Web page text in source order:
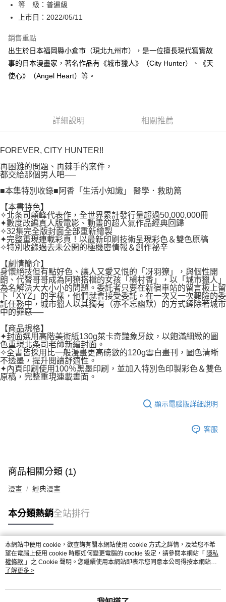
１．於結帳方式選擇「AFTEE先享後付」後，將跳轉至「AFTEE先享後付」
結帳頁面，進行簡訊認證並確認金額後，即可完成結帳。
２．訂單成立數日內，您將收到繳費通知簡訊。
ATM／網路銀行／等多元方式進行付款，方視為交易完成。
※ 請注意：結帳手續完成當下不需立刻繳費，但若您需要取消訂單，請聯絡
購買商品的店家。未經商家同意取消之訂單仍視為有效，需透過AFTEE先享
後付繳納相關費用。
※ 交易是否成功請以「AFTEE先享後付 」之結帳頁面顯示為準，若有關於
１．透過由恩沛科技股份有限公司提供之「AFTEE先享後付」服務完成之交
２．關於個人資料處理事宜，請瀏覽以下網址：
３．未成年的使用者請事先徵得法定代理人或監護人之同意方可使用
「AFTEE先享後付」，若未經同意申辦者引起之損失，本公司不負相關責
任。
４．使用「AFTEE先享後付」時，將依據個別帳號之用戶狀況，依本公司即
時審查核予不同之上限額度；若仍有額度不足之情形，本公司將視審查結果
請求用戶進行身份認證。
５．嚴禁一人註冊多個帳號或使用他人資訊註冊。若發現惡意使用之情形，
恩沛科技股份有限公司將有權停止該用戶之使用額度並採取法律行動。
付款後全家取貨
每筆NT$80，滿NT$500(含以上)免運費
付款後萊爾富取貨
每筆NT$80，滿NT$500(含以上)免運費
每筆NT$80，滿NT$500(含以上)免運費
宅配
每筆NT$100，滿NT$800(含以上)免運費
國家/地區配送
等 級：普遍級
上市日：2022/05/11
銷售重點
出生於日本福岡縣小倉市（現北九州市），是一位擅長現代寫實故
事的日本漫畫家，著名作品有《城市獵人》（City Hunter）、《天
使心》（Angel Heart）等。
詳細說明 相關推薦
FOREVER, CITY HUNTER!!
再困難的問題、再棘手的案件，
都交給那個男人吧──
■本集特別收錄■阿香「生活小知識」 醫學．救助篇
【本書特色】
✧北条司顛峰代表作，全世界累計發行量超過50,000,000冊
✦數度改編真人版電影、動畫的超人氣作品經典回歸
✧32集完全版封面全部重新繪製
✦完整重現連載彩頁！以最新印刷技術呈現彩色＆雙色原稿
✧特別收錄過去未公開的極機密情報＆創作祕辛
【劇情簡介】
身懷絕技但有點好色、讓人又愛又恨的「冴羽獠」，與個性開
朗、代替哥哥成為阿獠搭檔的女孩「槇村香」，以「城市獵人」
為名解決大大小小的問題。委託者只要在新宿車站的留言板上留
下「XYZ」的字樣，他們就會接受委託。在一次又一次艱險的委
託任務中，城市獵人以其獨有（亦不忘幽默）的方式鏟除著城市
中的罪惡──
【商品規格】
✦封面選用高階美術紙130g萊卡奇豔象牙紋，以飽滿細緻的圖
色重現北条司老師新繪封面。
✧全書皆採用比一般漫畫更高磅數的120g雪白畫刊，圖色清晰
不透墨，提升閱讀舒適性。
✦內頁印刷使用100％黑墨印刷，並加入特別色印製彩色＆雙色
原稿，完整重現連載畫面。
顯示電腦版詳細說明
客服
商品相關分類 (1)
漫畫 經典漫畫
本分類熱銷全站排行
熱門標籤
本網站中使用 cookie，欲查詢有關本網站使用 cookie 方式之詳情，及若您不希
望在電腦上使用 cookie 時應如何變更電腦的 cookie 設定，請參閱本網站「 隱私
權條款 」之 Cookie 聲明。您繼續使用本網站即表示您同意本公司得按本網站使
用條款之 Cookie 聲明使用 cookie。
了解更多 >